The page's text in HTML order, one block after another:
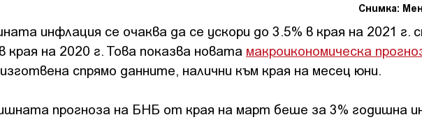
Снимка:
инфлация се очаква да се ускори до 3.5% в края на 2021 г.
края на 2020 г. Това показва новата макроикономическа
спрямо данните, налични към края на месец юни.
прогноза на БНБ от края на март беше за 3% годишна